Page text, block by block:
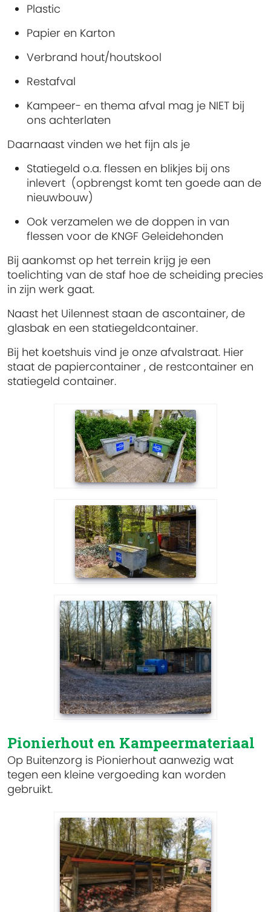
Plastic
Papier en Karton
Verbrand hout/houtskool
Restafval
Kampeer- en thema afval mag je NIET bij
ons achterlaten
Daarnaast vinden we het fijn als je
Statiegeld o.a. flessen en blikjes bij ons
inlevert (opbrengst komt ten goede aan de
nieuwbouw)
Ook verzamelen we de doppen in van
flessen voor de KNGF Geleidehonden
Bij aankomst op het terrein krijg je een
toelichting van de staf hoe de scheiding precies
in zijn werk gaat.
Naast het Uilennest staan de ascontainer, de
glasbak en een statiegeldcontainer.
Bij het koetshuis vind je onze afvalstraat. Hier
staat de papiercontainer , de restcontainer en
statiegeld container.
Pionierhout en Kampeermateriaal
Op Buitenzorg is Pionierhout aanwezig wat
tegen een kleine vergoeding kan worden
gebruikt.